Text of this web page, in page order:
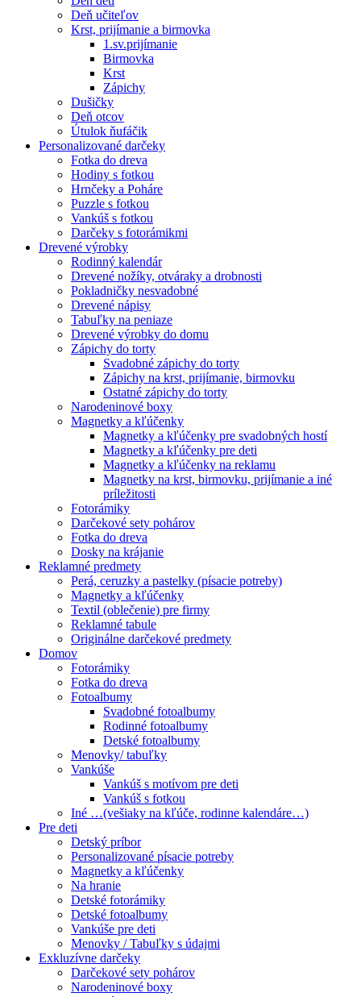
Deň učiteľov
Krst, prijímanie a birmovka
1.sv.prijímanie
Birmovka
Krst
Zápichy
Dušičky
Deň otcov
Útulok ňufáčik
Personalizované darčeky
Fotka do dreva
Hodiny s fotkou
Hrnčeky a Poháre
Puzzle s fotkou
Vankúš s fotkou
Darčeky s fotorámikmi
Drevené výrobky
Rodinný kalendár
Drevené nožíky, otváraky a drobnosti
Pokladničky nesvadobné
Drevené nápisy
Tabuľky na peniaze
Drevené výrobky do domu
Zápichy do torty
Svadobné zápichy do torty
Zápichy na krst, prijímanie, birmovku
Ostatné zápichy do torty
Narodeninové boxy
Magnetky a kľúčenky
Magnetky a kľúčenky pre svadobných hostí
Magnetky a kľúčenky pre deti
Magnetky a kľúčenky na reklamu
Magnetky na krst, birmovku, prijímanie a iné
príležitosti
Fotorámiky
Darčekové sety pohárov
Fotka do dreva
Dosky na krájanie
Reklamné predmety
Perá, ceruzky a pastelky (písacie potreby)
Magnetky a kľúčenky
Textil (oblečenie) pre firmy
Reklamné tabule
Originálne darčekové predmety
Domov
Fotorámiky
Fotka do dreva
Fotoalbumy
Svadobné fotoalbumy
Rodinné fotoalbumy
Detské fotoalbumy
Menovky/ tabuľky
Vankúše
Vankúš s motívom pre deti
Vankúš s fotkou
Iné …(vešiaky na kľúče, rodinne kalendáre…)
Pre deti
Detský príbor
Personalizované písacie potreby
Magnetky a kľúčenky
Na hranie
Detské fotorámiky
Detské fotoalbumy
Vankúše pre deti
Menovky / Tabuľky s údajmi
Exkluzívne darčeky
Darčekové sety pohárov
Narodeninové boxy